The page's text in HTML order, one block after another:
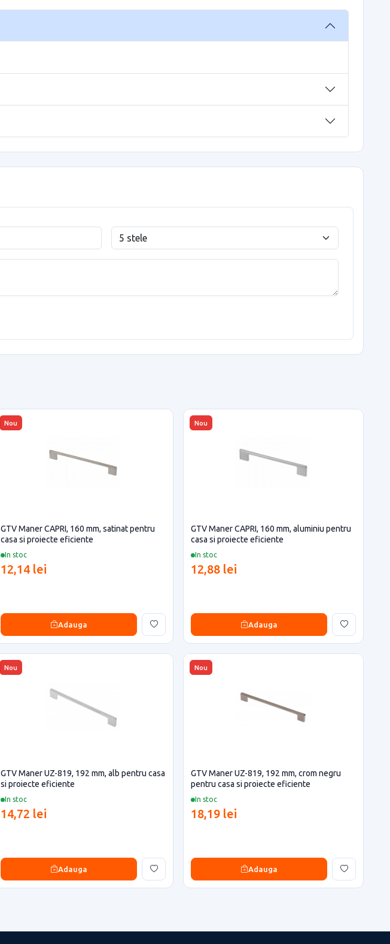
Nou
In stoc
GTV Maner CAPRI, 160 mm, satinat pentru
casa si proiecte eficiente
12,14 lei
Adauga
Nou
In stoc
GTV Maner CAPRI, 160 mm, aluminiu pentru
casa si proiecte eficiente
12,88 lei
Adauga
Nou
In stoc
GTV Maner UZ-819, 192 mm, alb pentru casa
si proiecte eficiente
14,72 lei
Adauga
Nou
In stoc
GTV Maner UZ-819, 192 mm, crom negru
pentru casa si proiecte eficiente
18,19 lei
Adauga